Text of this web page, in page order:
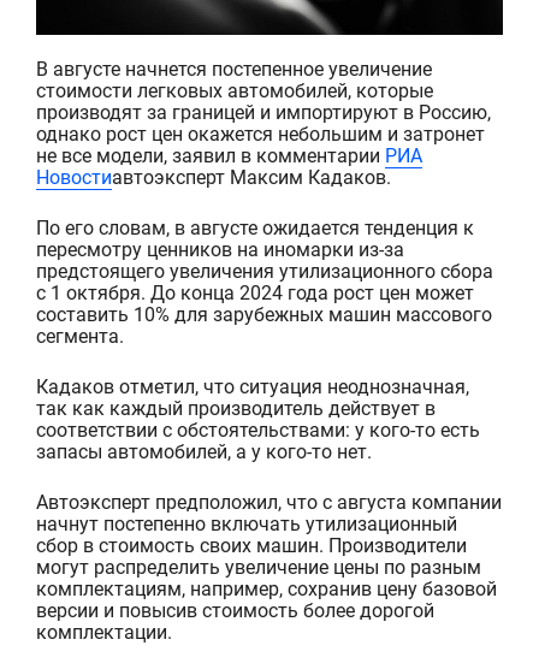
В августе начнется постепенное увеличение
стоимости легковых автомобилей, которые
производят за границей и импортируют в Россию,
однако рост цен окажется небольшим и затронет
не все модели, заявил в комментарии РИА
Новостиавтоэксперт Максим Кадаков.
По его словам, в августе ожидается тенденция к
пересмотру ценников на иномарки из-за
предстоящего увеличения утилизационного сбора
с 1 октября. До конца 2024 года рост цен может
составить 10% для зарубежных машин массового
сегмента.
Кадаков отметил, что ситуация неоднозначная,
так как каждый производитель действует в
соответствии с обстоятельствами: у кого-то есть
запасы автомобилей, а у кого-тонет.
Автоэксперт предположил, что с августа компании
начнут постепенно включать утилизационный
сбор в стоимость своих машин. Производители
могут распределить увеличение цены по разным
комплектациям, например, сохранив цену базовой
версии и повысив стоимость более дорогой
комплектации.